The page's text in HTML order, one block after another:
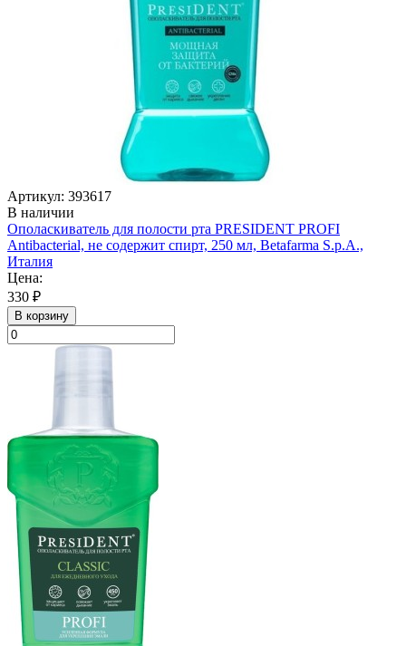
Артикул: 393617
В наличии
Ополаскиватель для полости рта PRESIDENT PROFI
Antibacterial, не содержит спирт, 250 мл, Betafarma S.p.A.,
Италия
Цена:
330 ₽
В корзину